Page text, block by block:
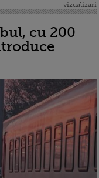
vizualizari
cu 200